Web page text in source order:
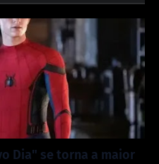
Dia" se torna a maior